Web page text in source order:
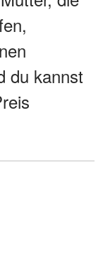
du kannst